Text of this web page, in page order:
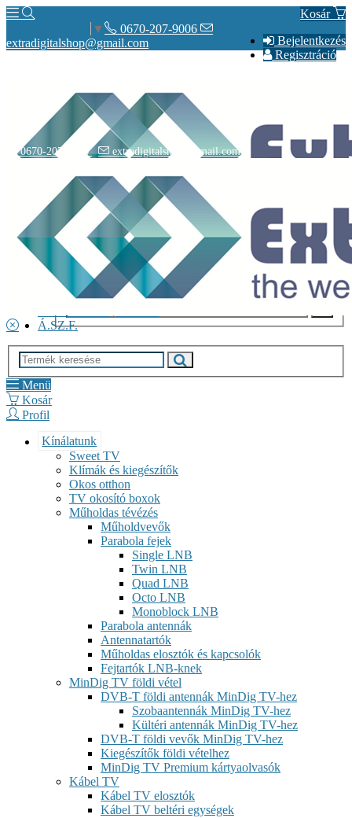
Kosár
Bejelentkezés
Regisztráció
▼
0670-207-9006
extradigitalshop@gmail.com
Rólunk
Elérhetőségeink
Vásárlás
Szállítás
Á.SZ.F.
0670-207-9006 extradigitalshop@gmail.com
Menü
Kosár
Profil
Kínálatunk
Sweet TV
Klímák és kiegészítők
Okos otthon
TV okosító boxok
Műholdas tévézés
Műholdvevők
Parabola fejek
Single LNB
Twin LNB
Quad LNB
Octo LNB
Monoblock LNB
Parabola antennák
Antennatartók
Műholdas elosztók és kapcsolók
Fejtartók LNB-knek
MinDig TV földi vétel
DVB-T földi antennák MinDig TV-hez
Szobaantennák MinDig TV-hez
Kültéri antennák MinDig TV-hez
DVB-T földi vevők MinDig TV-hez
Kiegészítők földi vételhez
MinDig TV Premium kártyaolvasók
Kábel TV
Kábel TV elosztók
Kábel TV beltéri egységek